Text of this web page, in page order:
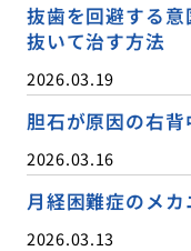
抜歯を回避する
抜いて治す方法
2026.03.19
胆石が原因の右
2026.03.16
月経困難症のメ
2026.03.13